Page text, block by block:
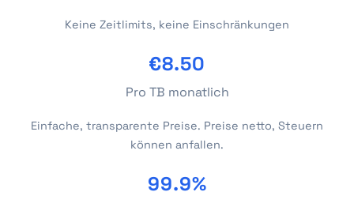
Keine Zeitlimits, keine Einschränkungen
€8.50
Pro TB monatlich
Einfache, transparente Preise. Preise netto, Steuern
können anfallen.
99.9%